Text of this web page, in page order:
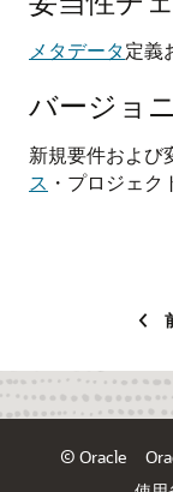
メタデータ定義
バージョ
新規要件および
ス ・プロジェク
© Oracle